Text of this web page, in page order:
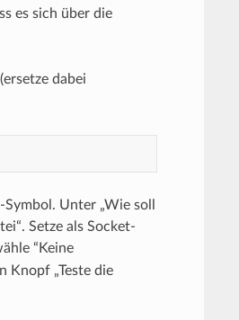
es sich über die
dabei
Unter „Wie soll
Setze als Socket-
“Keine
Knopf „Teste die